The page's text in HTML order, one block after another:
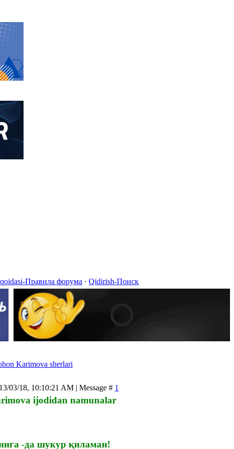
Правила форума · Qidirish-Поиск
Karimova sherlari
03/18, 10:10:21 AM | Message # 1
ijodidan namunalar
-да шукур қиламан!